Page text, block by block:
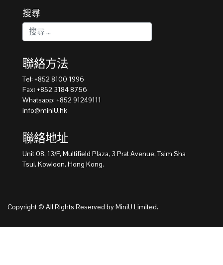
搜尋
搜索
聯絡方法
Tel: +852 8100 1996
Fax: +852 3184 8756
Whatsapp: +852 91249111
info@miniU.hk
聯絡地址
Unit 08, 13/F, Multifield Plaza, 3 Prat Avenue, Tsim Sha
Tsui, Kowloon, Hong Kong.
Copyright © All Rights Reserved by MiniU Limited.